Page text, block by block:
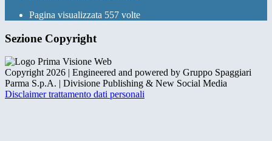
Pagina visualizzata 557 volte
Sezione Copyright
Copyright 2026 | Engineered and powered by Gruppo Spaggiari
Parma S.p.A. | Divisione Publishing & New Social Media
Disclaimer trattamento dati personali